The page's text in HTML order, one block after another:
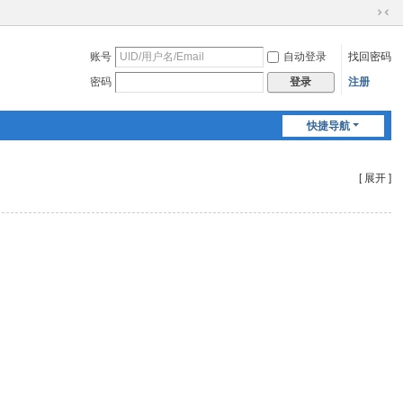
切
到
账号 自动登录
找回密码
密码
登录 注册
快捷导航
[ 展开 ]